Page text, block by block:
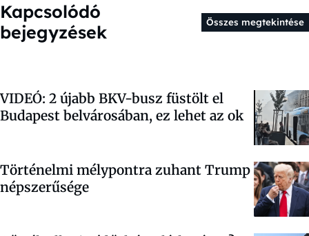
Kapcsolódó
bejegyzések
Összes megtekintése
VIDEÓ: 2 újabb BKV-busz füstölt el
Budapest belvárosában, ez lehet az ok
Történelmi mélypontra zuhant Trump
népszerűsége